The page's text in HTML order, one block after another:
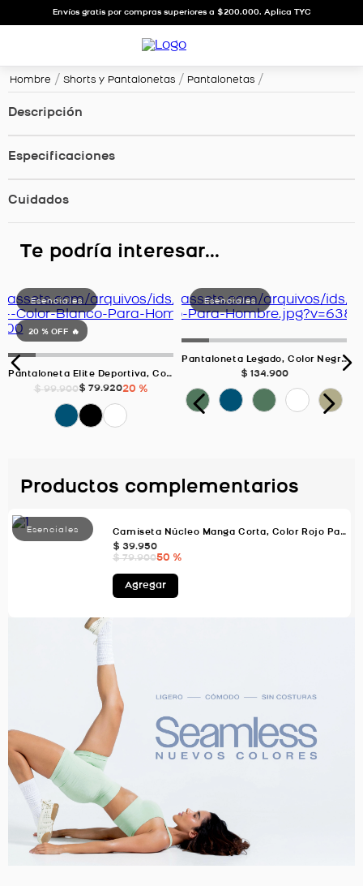
Envíos gratis por compras superiores a $200.000. Aplica TYC
Hombre Shorts y Pantalonetas Pantalonetas
Descripción
Especificaciones
Cuidados
Te podría interesar...
20 % OFF 🔥
Pantaloneta Elite Deportiva, Color Blanco Para Hombre
$ 99.900$ 79.92020 %
Pantaloneta Legado, Color Negro Para Hombre
$ 134.900
Productos complementarios
Camiseta Núcleo Manga Corta, Color Rojo Para Hombre
$ 39.950
$ 79.90050 %
Agregar